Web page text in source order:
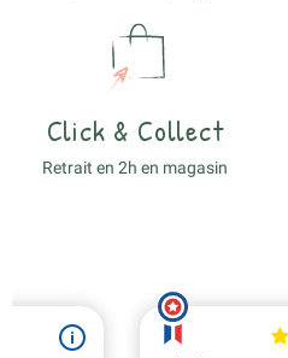
Click & Collect
Retrait en 2h en magasin